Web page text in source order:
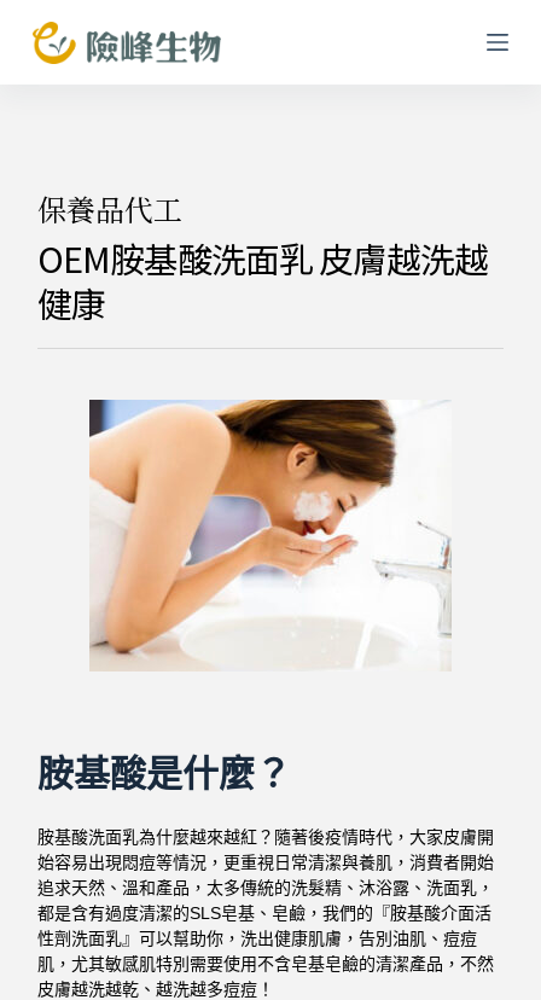
跳
至
保養品代工
OEM胺基酸洗面乳 皮膚越洗越
健康
胺基酸是什麼？
胺基酸洗面乳為什麼越來越紅？隨著後疫情時代，大家皮膚開
始容易出現悶痘等情況，更重視日常清潔與養肌，消費者開始
追求天然、溫和產品，太多傳統的洗髮精、沐浴露、洗面乳，
都是含有過度清潔的SLS皂基、皂鹼，我們的『胺基酸介面活
性劑洗面乳』可以幫助你，洗出健康肌膚，告別油肌、痘痘
肌，尤其敏感肌特別需要使用不含皂基皂鹼的清潔產品，不然
皮膚越洗越乾、越洗越多痘痘！